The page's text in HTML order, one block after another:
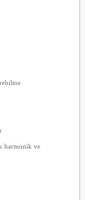
harmonik ve